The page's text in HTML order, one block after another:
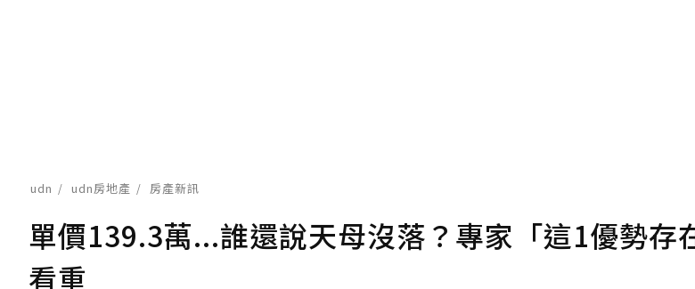
udn udn房地產 房產新訊
單價139.3萬...誰還說天母沒落？專家「這1優勢存
看重